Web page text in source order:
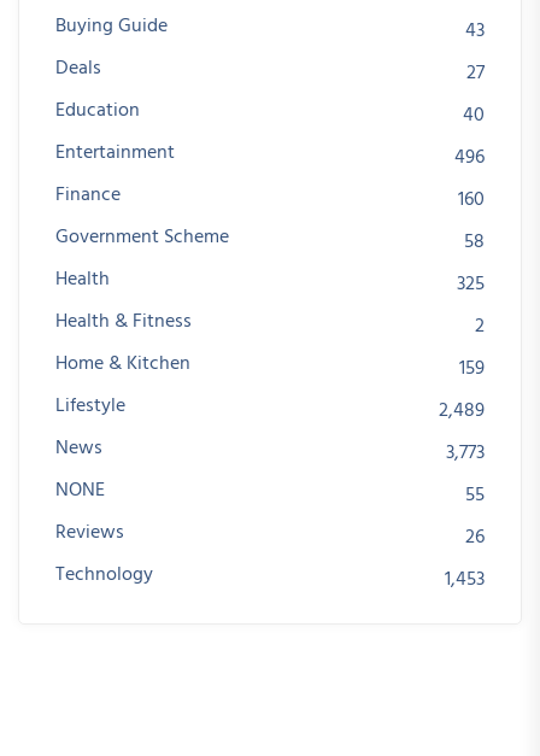
Buying Guide
43
Deals
27
Education
40
Entertainment
496
Finance
160
Government Scheme
58
Health
325
Health & Fitness
2
Home & Kitchen
159
Lifestyle
2,489
News
3,773
NONE
55
Reviews
26
Technology
1,453